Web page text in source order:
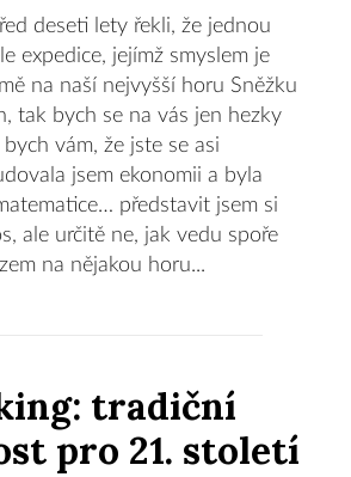
deseti lety řekli, že jednou
expedice, jejímž smyslem je
na naší nejvyšší horu Sněžku
tak bych se na vás jen hezky
vám, že jste se asi
jsem ekonomii a byla
představit jsem si
ale určitě ne, jak vedu spoře
na nějakou horu...
tradiční
pro 21. století